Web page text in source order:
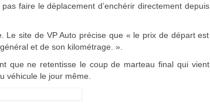
faire le déplacement d’enchérir directement depuis
site de VP Auto précise que « le prix de départ est
et de son kilométrage. ».
que ne retentisse le coup de marteau final qui vient
véhicule le jour même.